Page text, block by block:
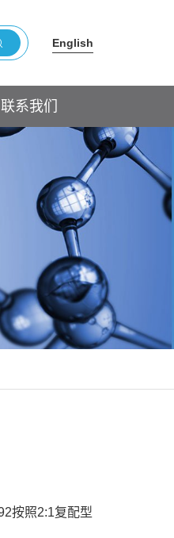
English
联系我们
按照2:1复配型